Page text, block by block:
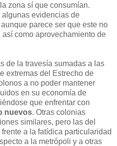
zona sí que consumían.
evidencias de
parece ser que este no
como aprovechamiento de
de la travesía sumadas a las
extremas del Estrecho de
a no poder mantener
en su economía de
que enfrentar con
nuevos. Otras colonias
similares, pero las del
a la fatídica particularidad
a la metrópoli y a otras